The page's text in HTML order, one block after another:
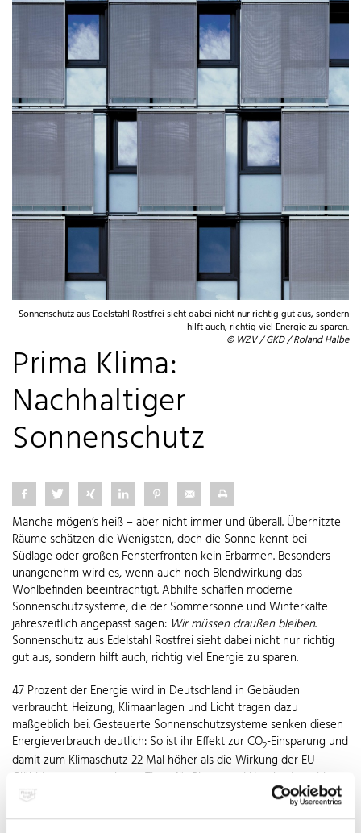
Sonnenschutz aus Edelstahl Rostfrei sieht dabei nicht nur richtig gut aus, sondern
hilft auch, richtig viel Energie zu sparen.
© WZV / GKD / Roland Halbe
Prima Klima:
Nachhaltiger
Sonnenschutz
Manche mögen’s heiß – aber nicht immer und überall. Überhitzte
Räume schätzen die Wenigsten, doch die Sonne kennt bei
Südlage oder großen Fensterfronten kein Erbarmen. Besonders
unangenehm wird es, wenn auch noch Blendwirkung das
Wohlbefinden beeinträchtigt. Abhilfe schaffen moderne
Sonnenschutzsysteme, die der Sommersonne und Winterkälte
jahreszeitlich angepasst sagen: Wir müssen draußen bleiben.
Sonnenschutz aus Edelstahl Rostfrei sieht dabei nicht nur richtig
gut aus, sondern hilft auch, richtig viel Energie zu sparen.
47 Prozent der Energie wird in Deutschland in Gebäuden
verbraucht. Heizung, Klimaanlagen und Licht tragen dazu
maßgeblich bei. Gesteuerte Sonnenschutzsysteme senken diesen
Energieverbrauch deutlich: So ist ihr Effekt zur CO2-Einsparung und
damit zum Klimaschutz 22 Mal höher als die Wirkung der EU-
Glühbirnengesetzgebung. Tipps für Planer und Hausbesitzer bieten
die Mitgliedsfirmen des Warenzeichenverbands Edelstahl Rostfrei